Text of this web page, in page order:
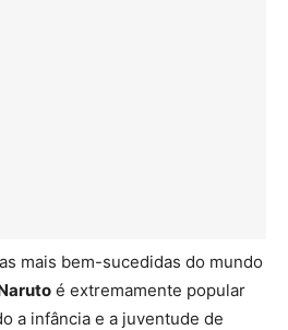
mais bem-sucedidas do mundo
é extremamente popular
a infância e a juventude de